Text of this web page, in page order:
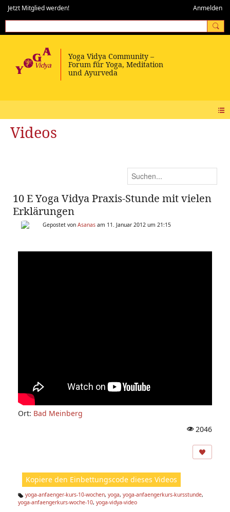
Jetzt Mitglied werden! Anmelden
Videos
10 E Yoga Vidya Praxis-Stunde mit vielen
Erklärungen
Gepostet von Asanas am 11. Januar 2012 um 21:15
Ort: Bad Meinberg
n:
2046
Kopiere den Einbettungscode dieses Videos
Ta
yoga-anfaenger-kurs-10-wochen, yoga, yoga-anfaengerkurs-kursstunde,
yoga-anfaengerkurs-woche-10, yoga-vidya-video